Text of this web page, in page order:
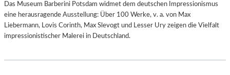
Das Museum Barberini Potsdam widmet dem deutschen Impressionismus
eine herausragende Ausstellung: Über 100 Werke, v. a. von Max
Liebermann, Lovis Corinth, Max Slevogt und Lesser Ury zeigen die Vielfalt
impressionistischer Malerei in Deutschland.